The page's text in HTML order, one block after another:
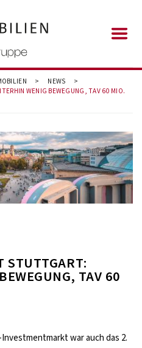
> NEWS
>
WENIG BEWEGUNG, TAV 60 MIO.
STUTTGART:
TAV 60
war auch das 2.